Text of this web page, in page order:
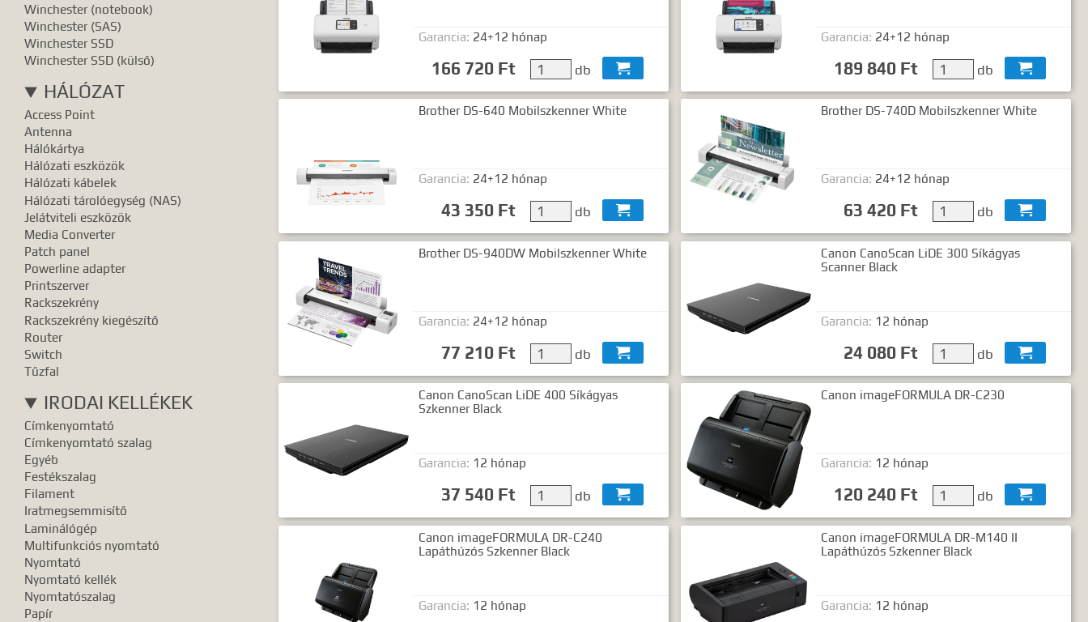
Winchester (notebook)
Winchester (SAS)
Winchester SSD
Winchester SSD (külső)
HÁLÓZAT
Access Point
Antenna
Hálókártya
Hálózati eszközök
Hálózati kábelek
Hálózati tárolóegység (NAS)
Jelátviteli eszközök
Media Converter
Patch panel
Powerline adapter
Printszerver
Rackszekrény
Rackszekrény kiegészítő
Router
Switch
Tűzfal
IRODAI KELLÉKEK
Címkenyomtató
Címkenyomtató szalag
Egyéb
Festékszalag
Filament
Iratmegsemmisítő
Laminálógép
Multifunkciós nyomtató
Nyomtató
Nyomtató kellék
Nyomtatószalag
Papír
Garancia: 24+12 hónap
166 720 Ft db 
Garancia: 24+12 hónap
189 840 Ft db 
Brother DS-640 Mobilszkenner White
Garancia: 24+12 hónap
43 350 Ft db 
Brother DS-740D Mobilszkenner White
Garancia: 24+12 hónap
63 420 Ft db 
Brother DS-940DW Mobilszkenner White
Garancia: 24+12 hónap
77 210 Ft db 
Canon CanoScan LiDE 300 Síkágyas
Scanner Black
Garancia: 12 hónap
24 080 Ft db 
Canon CanoScan LiDE 400 Síkágyas
Szkenner Black
Garancia: 12 hónap
37 540 Ft db 
Canon imageFORMULA DR-C230
Garancia: 12 hónap
120 240 Ft db 
Canon imageFORMULA DR-C240
Lapáthúzós Szkenner Black
Garancia: 12 hónap
Canon imageFORMULA DR-M140 II
Lapáthúzós Szkenner Black
Garancia: 12 hónap